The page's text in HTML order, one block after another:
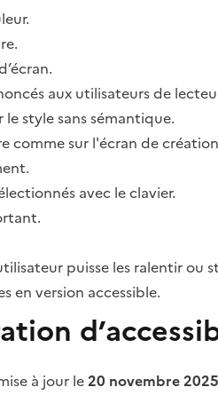
aux utilisateurs de
style sans sémantique.
comme sur l'écran de
avec le clavier.
puisse les ralentir ou
en version accessible.
à jour le20 novembre 2025